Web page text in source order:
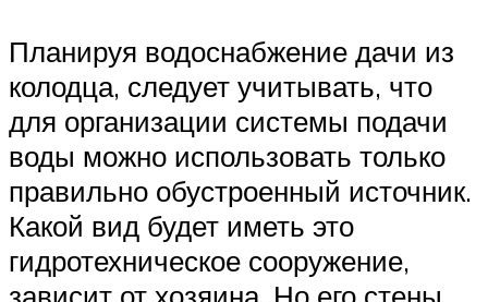
Планируя водоснабжение дачи из
колодца, следует учитывать, что
для организации системы подачи
воды можно использовать только
правильно обустроенный источник.
Какой вид будет иметь это
гидротехническое сооружение,